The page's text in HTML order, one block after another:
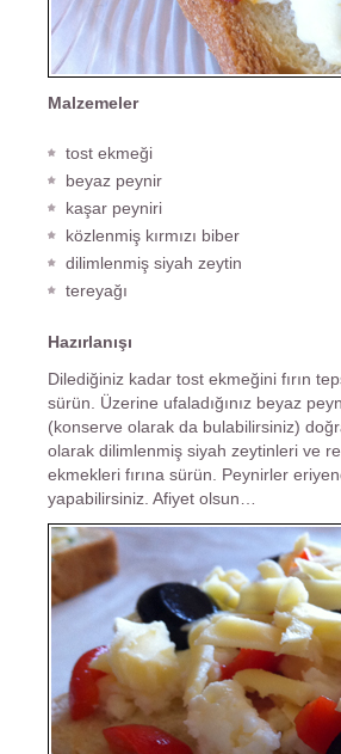
Malzemeler
tost ekmeği
beyaz peynir
kaşar peyniri
közlenmiş kırmızı biber
dilimlenmiş siyah zeytin
tereyağı
Hazırlanışı
Dilediğiniz kadar tost ekmeğini fırın
sürün. Üzerine ufaladığınız beyaz
(konserve olarak da bulabilirsiniz)
olarak dilimlenmiş siyah zeytinleri ve
ekmekleri fırına sürün. Peynirler
yapabilirsiniz. Afiyet olsun…